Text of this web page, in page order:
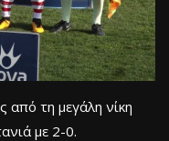
από τη μεγάλη νίκη
με 2-0.